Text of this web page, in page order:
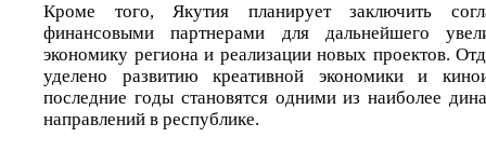
Кроме того, Якутия планирует заключить
финансовыми партнерами для дальнейшего
экономику региона и реализации новых проектов.
уделено развитию креативной экономики и
последние годы становятся одними из наиболее
направлений в республике.